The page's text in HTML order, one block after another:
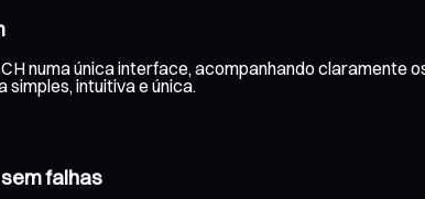
numa única interface, acompanhando
intuitiva e única.
falhas